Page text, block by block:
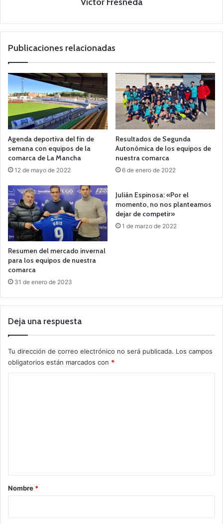
Publicaciones relacionadas
Agenda deportiva del fin de
semana con equipos de la
comarca de La Mancha
12 de mayo de 2022
Resultados de Segunda
Autonómica de los equipos de
nuestra comarca
6 de enero de 2022
Resumen del mercado invernal
para los equipos de nuestra
comarca
31 de enero de 2023
Julián Espinosa: «Por el
momento, no nos planteamos
dejar de competir»
1 de marzo de 2022
Deja una respuesta
Tu dirección de correo electrónico no será publicada. Los campos
obligatorios están marcados con *
r
Nombre *